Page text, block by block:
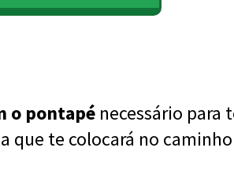
o pontapé necessário para
que te colocará no